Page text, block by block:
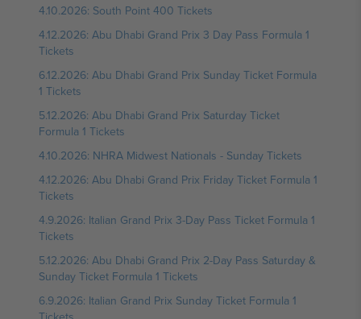
4.10.2026: South Point 400 Tickets
4.12.2026: Abu Dhabi Grand Prix 3 Day Pass Formula 1
Tickets
6.12.2026: Abu Dhabi Grand Prix Sunday Ticket Formula
1 Tickets
5.12.2026: Abu Dhabi Grand Prix Saturday Ticket
Formula 1 Tickets
4.10.2026: NHRA Midwest Nationals - Sunday Tickets
4.12.2026: Abu Dhabi Grand Prix Friday Ticket Formula 1
Tickets
4.9.2026: Italian Grand Prix 3-Day Pass Ticket Formula 1
Tickets
5.12.2026: Abu Dhabi Grand Prix 2-Day Pass Saturday &
Sunday Ticket Formula 1 Tickets
6.9.2026: Italian Grand Prix Sunday Ticket Formula 1